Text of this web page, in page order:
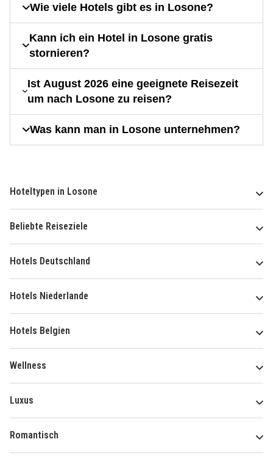
Wie viele Hotels gibt es in Losone?
Kann ich ein Hotel in Losone gratis
stornieren?
Ist August 2026 eine geeignete Reisezeit
um nach Losone zu reisen?
Was kann man in Losone unternehmen?
Hoteltypen in Losone
Beliebte Reiseziele
Hotels Deutschland
Hotels Niederlande
Hotels Belgien
Wellness
Luxus
Romantisch